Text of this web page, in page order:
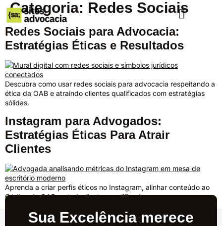
Categoria: Redes Sociais
Redes Sociais para Advocacia:
Estratégias Éticas e Resultados
Descubra como usar redes sociais para advocacia respeitando a
ética da OAB e atraindo clientes qualificados com estratégias
sólidas.
Instagram para Advogados:
Estratégias Éticas Para Atrair
Clientes
Aprenda a criar perfis éticos no Instagram, alinhar conteúdo ao
Código da OAB e atrair clientes qualificados.
Sua Excelência merece